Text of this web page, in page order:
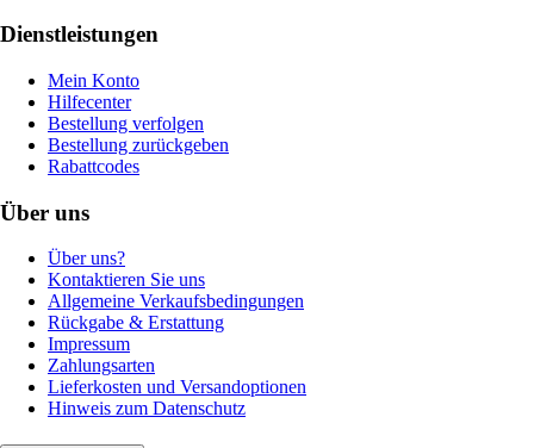
Dienstleistungen
Mein Konto
Hilfecenter
Bestellung verfolgen
Bestellung zurückgeben
Rabattcodes
Über uns
Über uns?
Kontaktieren Sie uns
Allgemeine Verkaufsbedingungen
Rückgabe & Erstattung
Impressum
Zahlungsarten
Lieferkosten und Versandoptionen
Hinweis zum Datenschutz